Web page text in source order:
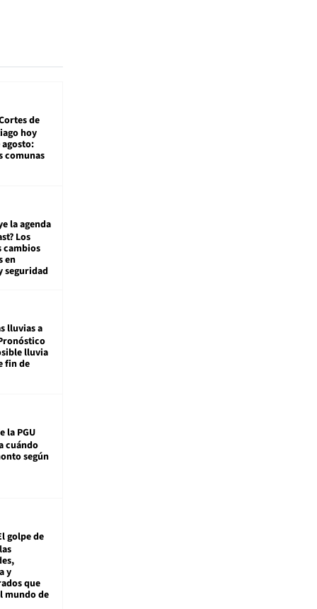
de
hoy
agosto:
comunas
la agenda
Los
cambios
en
seguridad
lluvias a
lluvia
fin de
la PGU
cuándo
según
golpe de
y
que
mundo de